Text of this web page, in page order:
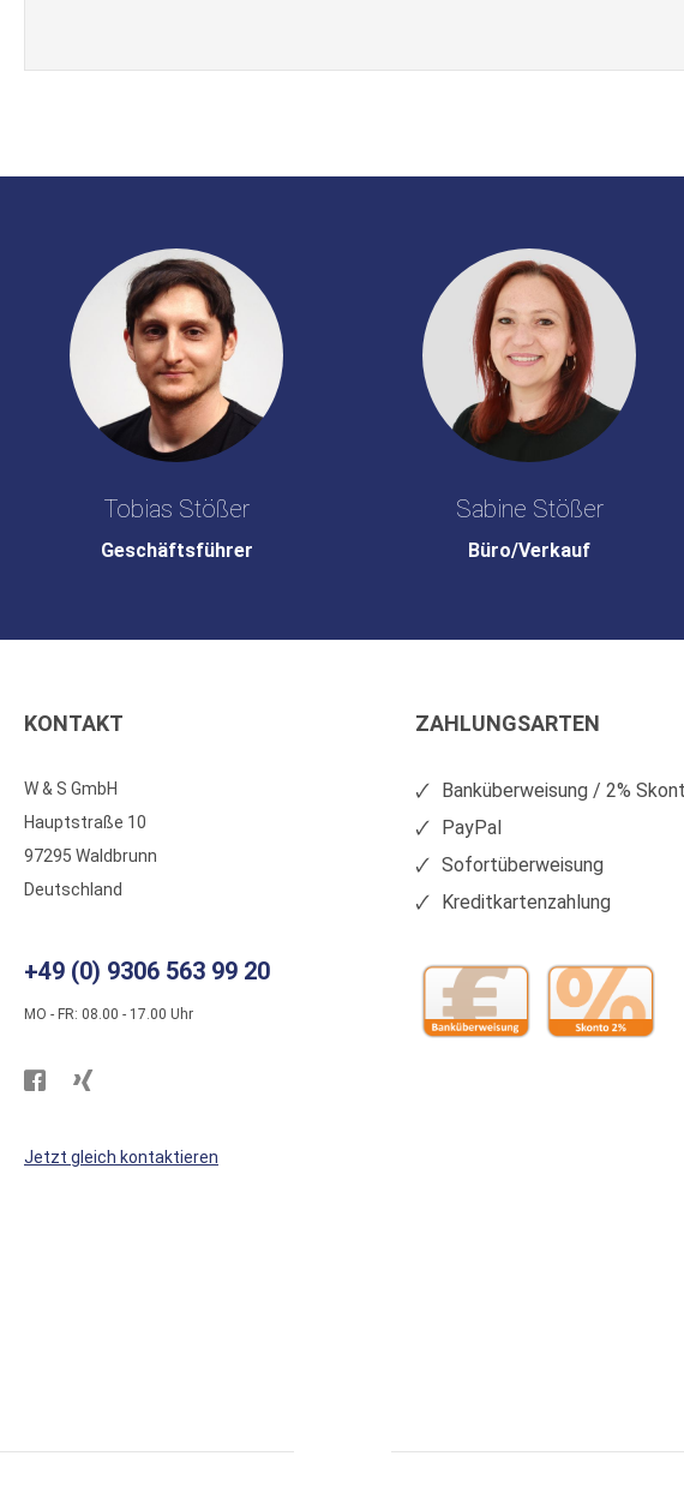
Tobias Stößer
Geschäftsführer
Sabine Stößer
Büro/Verkauf
KONTAKT
W & S GmbH
Hauptstraße 10
97295 Waldbrunn
Deutschland
+49 (0) 9306 563 99 20
MO - FR: 08.00 - 17.00 Uhr
Besuchen
WS
WS
Jetzt gleich kontaktieren
ZAHLUNGSARTEN
Banküberweisung / 2%
PayPal
Sofortüberweisung
Kreditkartenzahlung